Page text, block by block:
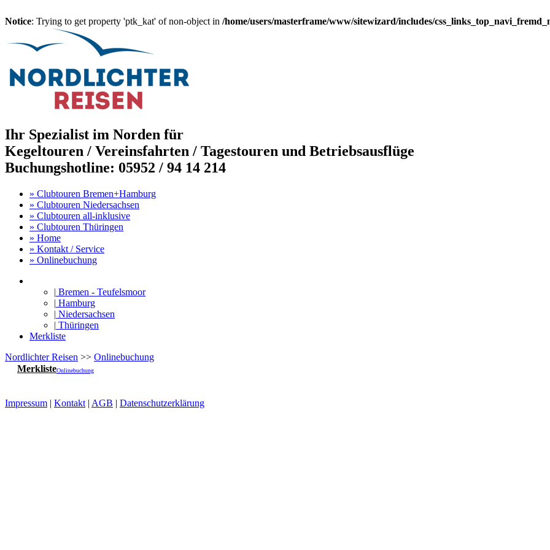
Notice: Trying to get property 'ptk_kat' of non-object in /home/users/masterframe/www/sitewizard/includes/
Ihr Spezialist im Norden für
Kegeltouren / Vereinsfahrten / Tagestouren und Betriebsausflüge
Buchungshotline: 05952 / 94 14 214
» Clubtouren Bremen+Hamburg
» Clubtouren Niedersachsen
» Clubtouren all-inklusive
» Clubtouren Thüringen
» Home
» Kontakt / Service
» Onlinebuchung
| Bremen - Teufelsmoor
| Hamburg
| Niedersachsen
| Thüringen
Merkliste
Nordlichter Reisen >> Onlinebuchung
MerklisteOnlinebuchung
Impressum | Kontakt | AGB | Datenschutzerklärung